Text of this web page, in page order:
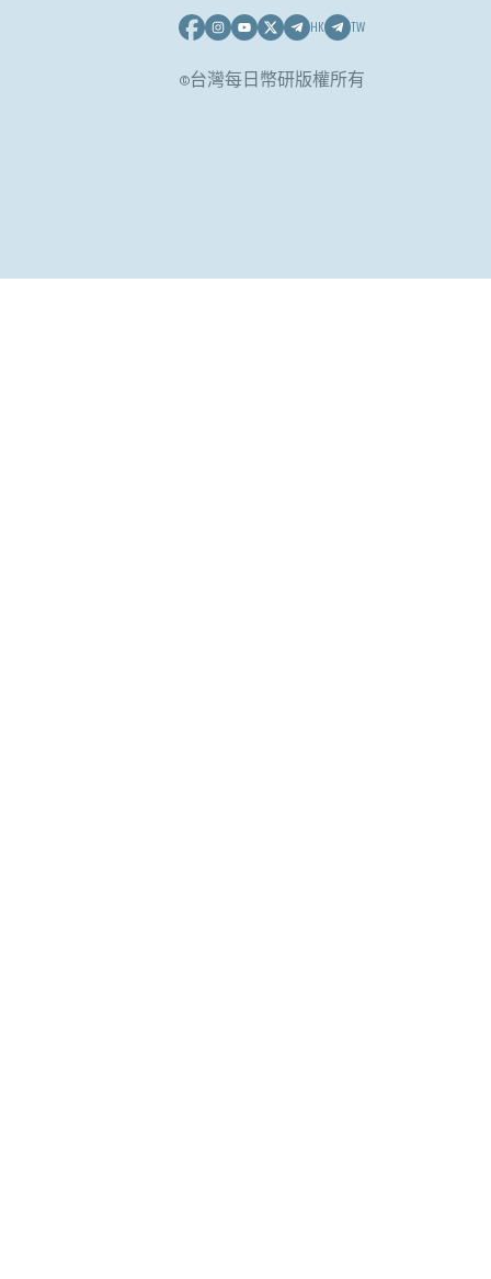
HK TW
©台灣每日幣研版權所有